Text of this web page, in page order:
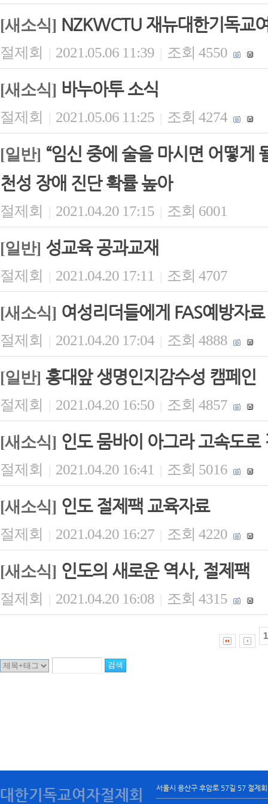
[새소식] NZKWCTU 재뉴대한기독교
절제회 | 2021.05.06 11:39 | 조회 4550
[새소식] 바누아투 소식
절제회 | 2021.05.06 11:25 | 조회 4274
[일반] “임신 중에 술을 마시면 어떻게
천성 장애 진단 확률 높아
절제회 | 2021.04.20 17:15 | 조회 6001
[일반] 성교육 공과교재
절제회 | 2021.04.20 17:11 | 조회 4707
[새소식] 여성리더들에게 FAS예방자
절제회 | 2021.04.20 17:04 | 조회 4888
[일반] 홍대앞 생명인지감수성 캠페인
절제회 | 2021.04.20 16:50 | 조회 4857
[새소식] 인도 뭄바이 아그라 고속도
절제회 | 2021.04.20 16:41 | 조회 5016
[새소식] 인도 절제팩 교육자료
절제회 | 2021.04.20 16:27 | 조회 4220
[새소식] 인도의 새로운 역사, 절제팩
절제회 | 2021.04.20 16:08 | 조회 4315
1
대한기독교여자절제회 서울시 용산구 후암로 57길 57 절제